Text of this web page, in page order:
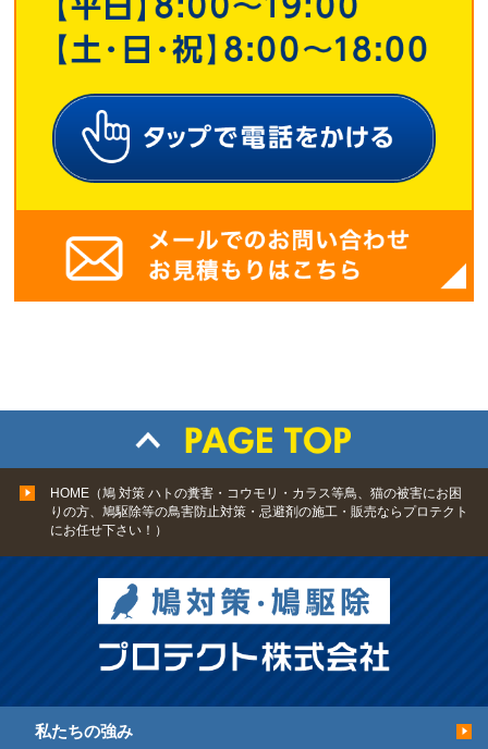
HOME（鳩 対策 ハトの糞害・コウモリ・カラス等鳥、猫の被害にお困
りの方、鳩駆除等の鳥害防止対策・忌避剤の施工・販売ならプロテクト
にお任せ下さい！）
私たちの強み